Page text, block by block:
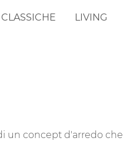
LIVING
un concept d'arredo che